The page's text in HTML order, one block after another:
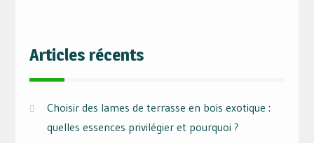
Articles récents
Choisir des lames de terrasse en bois exotique :
quelles essences privilégier et pourquoi ?